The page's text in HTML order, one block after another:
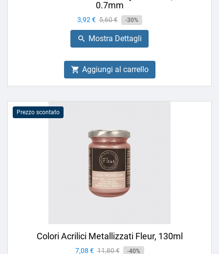
0.7mm
Prezzo
3,92 € Prezzo
base
5,60 € -30%
 Mostra Dettagli
 Aggiungi al carrello
Prezzo scontato
Colori Acrilici Metallizzati Fleur, 130ml
Prezzo
7,08 € Prezzo
11,80 € -40%